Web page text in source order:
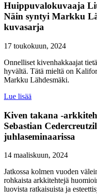
Huippuvalokuvaaja
Näin syntyi Markku
kuvasarja
17 toukokuun, 2024
Onnelliset kivenhakkaajat
hyvältä. Tätä mieltä on
Markku Lähdesmäki.
Lue lisää
Kiven takana -
Sebastian
juhlaseminaarissa
14 maaliskuun, 2024
Jatkossa kolmen vuoden
rohkaista arkkitehtejä
luovista ratkaisuista ja